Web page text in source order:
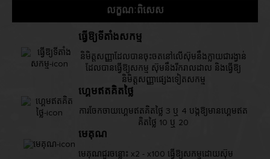
លក្ខណៈពិសេស
ធ្វើឱ្យទីតាំងសកម្ម
និមិត្តសញ្ញាដែលបានចុះចតនៅលើស៊ុមនឹងក្លាយជារង្វាន់
ដែលបានធ្វើឱ្យសកម្ម ស៊ុមនឹងរីករាលដាល និងធ្វើឱ្យ
និមិត្តសញ្ញាផ្សេងទៀតសកម្ម
ហ្គេមឥតគិតថ្លៃ
ការចែកចាយហ្គេមឥតគិតថ្លៃ 3 ឬ 4 បង្កឱ្យមានហ្គេមឥត
គិតថ្លៃ 10 ឬ 20
មេគុណ
មេគុណជួរចន្លោះ x2 - x100 ធ្វើឱ្យសកម្មដោយស៊ុម